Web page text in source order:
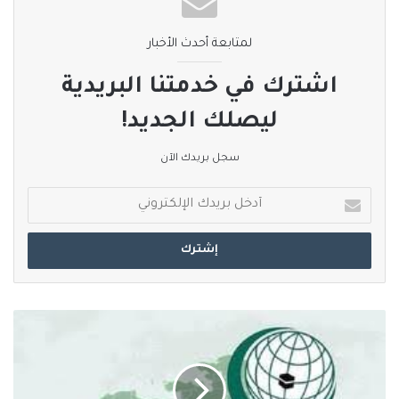
لمتابعة أحدث الأخبار
اشترك في خدمتنا البريدية
ليصلك الجديد!
سجل بريدك الآن
بريدك
الإلكتروني